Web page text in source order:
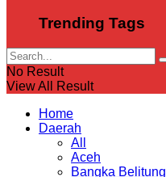
Trending Tags
No Result
View All Result
Home
Daerah
All
Aceh
Bangka Belitung